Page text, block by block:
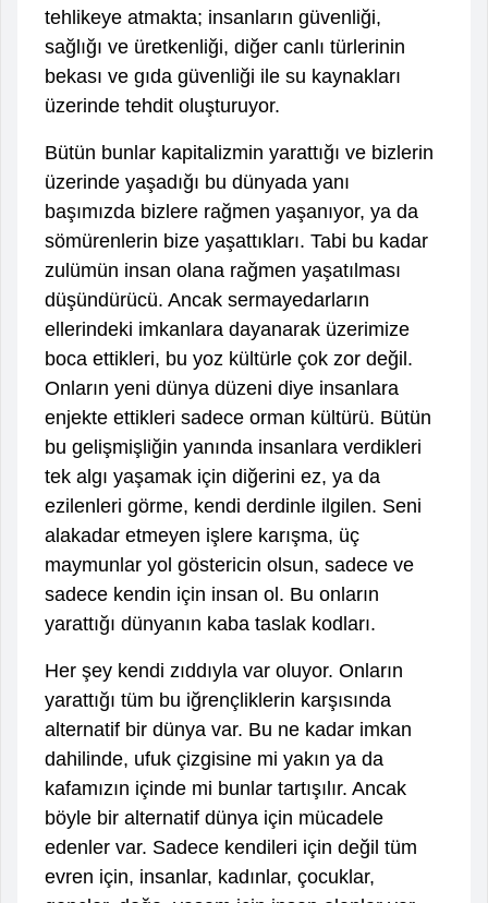
tehlikeye atmakta; insanların güvenliği,
sağlığı ve üretkenliği, diğer canlı türlerinin
bekası ve gıda güvenliği ile su kaynakları
üzerinde tehdit oluşturuyor.
Bütün bunlar kapitalizmin yarattığı ve bizlerin
üzerinde yaşadığı bu dünyada yanı
başımızda bizlere rağmen yaşanıyor, ya da
sömürenlerin bize yaşattıkları. Tabi bu kadar
zulümün insan olana rağmen yaşatılması
düşündürücü. Ancak sermayedarların
ellerindeki imkanlara dayanarak üzerimize
boca ettikleri, bu yoz kültürle çok zor değil.
Onların yeni dünya düzeni diye insanlara
enjekte ettikleri sadece orman kültürü. Bütün
bu gelişmişliğin yanında insanlara verdikleri
tek algı yaşamak için diğerini ez, ya da
ezilenleri görme, kendi derdinle ilgilen. Seni
alakadar etmeyen işlere karışma, üç
maymunlar yol göstericin olsun, sadece ve
sadece kendin için insan ol. Bu onların
yarattığı dünyanın kaba taslak kodları.
Her şey kendi zıddıyla var oluyor. Onların
yarattığı tüm bu iğrençliklerin karşısında
alternatif bir dünya var. Bu ne kadar imkan
dahilinde, ufuk çizgisine mi yakın ya da
kafamızın içinde mi bunlar tartışılır. Ancak
böyle bir alternatif dünya için mücadele
edenler var. Sadece kendileri için değil tüm
evren için, insanlar, kadınlar, çocuklar,